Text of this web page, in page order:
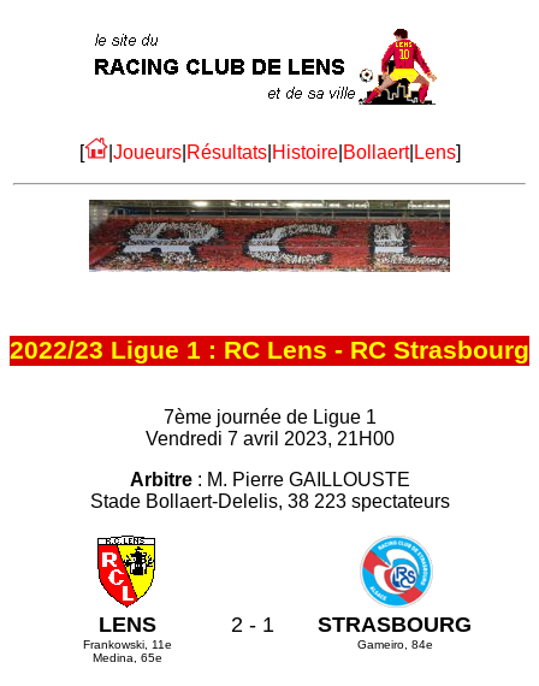
[ | Joueurs| Résultats| Histoire| Bollaert| Lens]
2022/23 Ligue 1 : RC Lens - RC Strasbourg
7ème journée de Ligue 1
Vendredi 7 avril 2023, 21H00
Arbitre: M. Pierre GAILLOUSTE
Stade Bollaert-Delelis, 38 223 spectateurs
LENS
Frankowski, 11e
Medina, 65e
2 - 1 STRASBOURG
Gameiro, 84e